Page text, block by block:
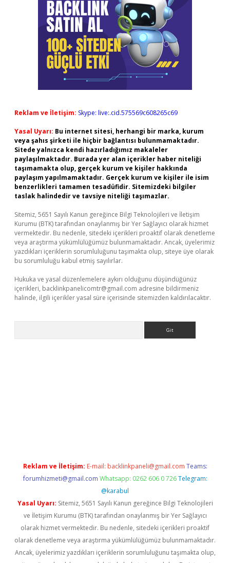
Reklam ve İletişim: Skype: live:.cid.575569c608265c69
Yasal Uyarı: Bu internet sitesi, herhangi bir marka, kurum
veya şahıs şirketi ile hiçbir bağlantısı bulunmamaktadır.
Sitede yalnızca kendi hazırladığımız makaleler
paylaşılmaktadır. Burada yer alan içerikler haber niteliği
taşımamakta olup, gerçek kurum ve kişiler hakkında
paylaşım yapılmamaktadır. Gerçek kurum ve kişiler ile isim
benzerlikleri tamamen tesadüfidir. Sitemizdeki bilgiler
taslak halindedir ve tavsiye niteliği taşımazlar.
Sitemiz, 5651 Sayılı Kanun gereğince Bilgi Teknolojileri ve İletişim
Kurumu (BTK) tarafından onaylanmış bir Yer Sağlayıcı olarak hizmet
vermektedir. Bu nedenle, sitedeki içerikleri proaktif olarak denetleme
veya araştırma yükümlülüğümüz bulunmamaktadır. Ancak, üyelerimiz
yazdıkları içeriklerin sorumluluğunu taşımakta olup, siteye üye olarak
bu sorumluluğu kabul etmiş sayılırlar.
Hukuka ve yasal düzenlemelere aykırı olduğunu düşündüğünüz
içerikleri, backlinkpanelicomtr@gmail.com adresine bildirmeniz
halinde, ilgili içerikler yasal süre içerisinde sitemizden kaldırılacaktır.
Reklam ve İletişim: E-mail: backlinkpaneli@gmail.com Teams:
forumhizmeti@gmail.com Whatsapp: 0262 606 0 726 Telegram:
@karabul
Yasal Uyarı: Sitemiz, 5651 Sayılı Kanun gereğince Bilgi Teknolojileri
ve İletişim Kurumu (BTK) tarafından onaylanmış bir Yer Sağlayıcı
olarak hizmet vermektedir. Bu nedenle, sitedeki içerikleri proaktif
olarak denetleme veya araştırma yükümlülüğümüz bulunmamaktadır.
Ancak, üyelerimiz yazdıkları içeriklerin sorumluluğunu taşımakta olup,